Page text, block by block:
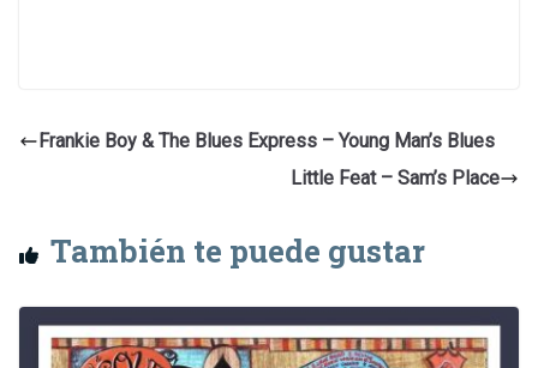
Frankie Boy & The Blues Express – Young Man’s Blues
Little Feat – Sam’s Place
También te puede gustar